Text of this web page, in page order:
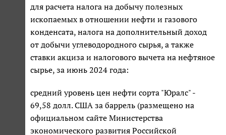
для расчета налога на добычу полезных
ископаемых в отношении нефти и газового
конденсата, налога на дополнительный доход
от добычи углеводородного сырья, а также
ставки акциза и налогового вычета на нефтяное
сырье, за июнь 2024 года:
средний уровень цен нефти сорта "Юралс" -
69,58 долл. США за баррель (размещено на
официальном сайте Министерства
экономического развития Российской